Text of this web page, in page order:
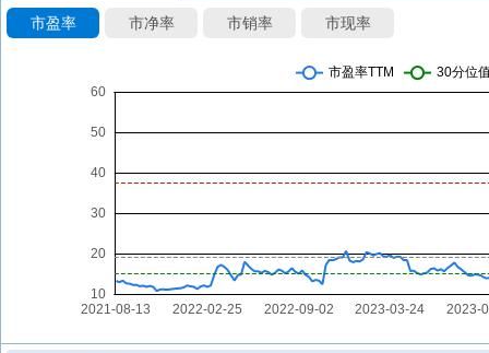
市盈率 市净率 市销率 市现率